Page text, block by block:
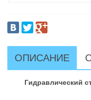
ОПИСАНИЕ
Гидравлический